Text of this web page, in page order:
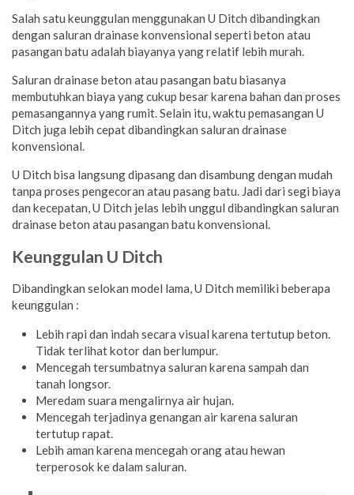
Salah satu keunggulan menggunakan U Ditch dibandingkan
dengan saluran drainase konvensional seperti beton atau
pasangan batu adalah biayanya yang relatif lebih murah.
Saluran drainase beton atau pasangan batu biasanya
membutuhkan biaya yang cukup besar karena bahan dan proses
pemasangannya yang rumit. Selain itu, waktu pemasangan U
Ditch juga lebih cepat dibandingkan saluran drainase
konvensional.
U Ditch bisa langsung dipasang dan disambung dengan mudah
tanpa proses pengecoran atau pasang batu. Jadi dari segi biaya
dan kecepatan, U Ditch jelas lebih unggul dibandingkan saluran
drainase beton atau pasangan batu konvensional.
Keunggulan U Ditch
Dibandingkan selokan model lama, U Ditch memiliki beberapa
keunggulan :
Lebih rapi dan indah secara visual karena tertutup beton.
Tidak terlihat kotor dan berlumpur.
Mencegah tersumbatnya saluran karena sampah dan
tanah longsor.
Meredam suara mengalirnya air hujan.
Mencegah terjadinya genangan air karena saluran
tertutup rapat.
Lebih aman karena mencegah orang atau hewan
terperosok ke dalam saluran.